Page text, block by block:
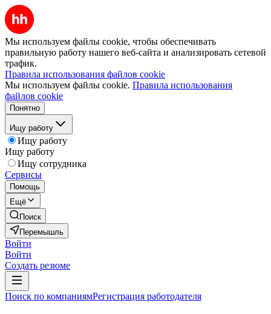
Мы используем файлы cookie, чтобы обеспечивать
правильную работу нашего веб-сайта и анализировать сетевой
трафик.
Правила использования файлов cookie
Мы используем файлы cookie. Правила использования
файлов cookie
Понятно
Ищу работу
Ищу работу
Ищу работу
Ищу сотрудника
Сервисы
Помощь
Ещё
Поиск
Перемышль
Войти
Войти
Создать резюме
Поиск по компаниямРегистрация работодателя